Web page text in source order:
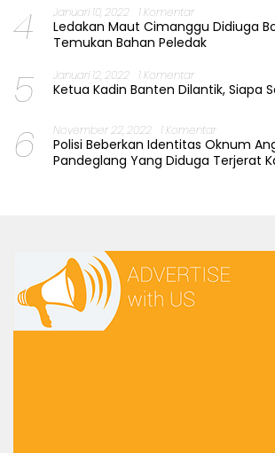
4 Januari 10, 2022 1 Komentar
Ledakan Maut Cimanggu Didiuga
Temukan Bahan Peledak
5 Januari 12, 2022 1 Komentar
Ketua Kadin Banten Dilantik, Siapa
6 November 22, 2022 1 Komentar
Polisi Beberkan Identitas Oknum
Pandeglang Yang Diduga Terjerat